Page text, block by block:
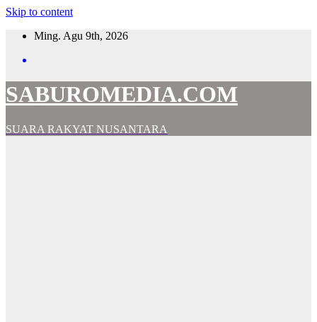
Skip to content
Ming. Agu 9th, 2026
SABUROMEDIA.COM
SUARA RAKYAT NUSANTARA